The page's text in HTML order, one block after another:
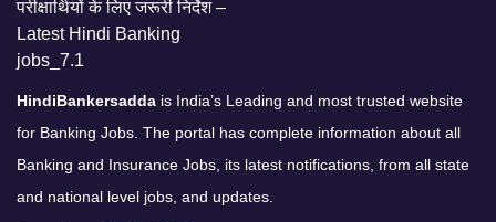
HindiBankersadda is India’s Leading and most trusted website
for Banking Jobs. The portal has complete information about all
Banking and Insurance Jobs, its latest notifications, from all state
and national level jobs, and updates.